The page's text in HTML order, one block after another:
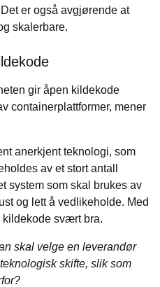
er også avgjørende at
skalerbare.
gir åpen kildekode
containerplattformer, mener
anerkjent teknologi, som
av et stort antall
system som skal brukes av
og lett å vedlikeholde. Med
kildekode svært bra.
skal velge en leverandør
skifte, slik som